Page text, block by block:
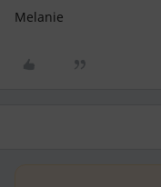
Melanie